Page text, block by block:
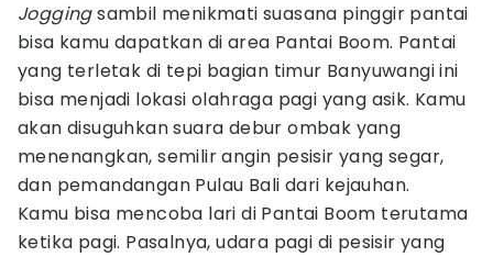
Joggingsambil menikmati suasana pinggir pantai
bisa kamu dapatkan di area Pantai Boom. Pantai
yang terletak di tepi bagian timur Banyuwangi ini
bisa menjadi lokasi olahraga pagi yang asik. Kamu
akan disuguhkan suara debur ombak yang
menenangkan, semilir angin pesisir yang segar,
dan pemandangan Pulau Bali dari kejauhan.
Kamu bisa mencoba lari di Pantai Boom terutama
ketika pagi. Pasalnya, udara pagi di pesisir yang